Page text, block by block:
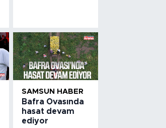
SAMSUN HABER
Bafra Ovasında
hasat devam
ediyor